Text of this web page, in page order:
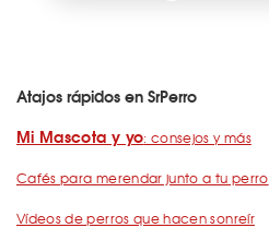
Atajos rápidos en SrPerro
Mi Mascota y yo: consejos y más
Cafés para merendar junto a tu perro
Vídeos de perros que hacen sonreír